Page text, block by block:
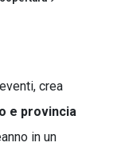
crea
e provincia
in un